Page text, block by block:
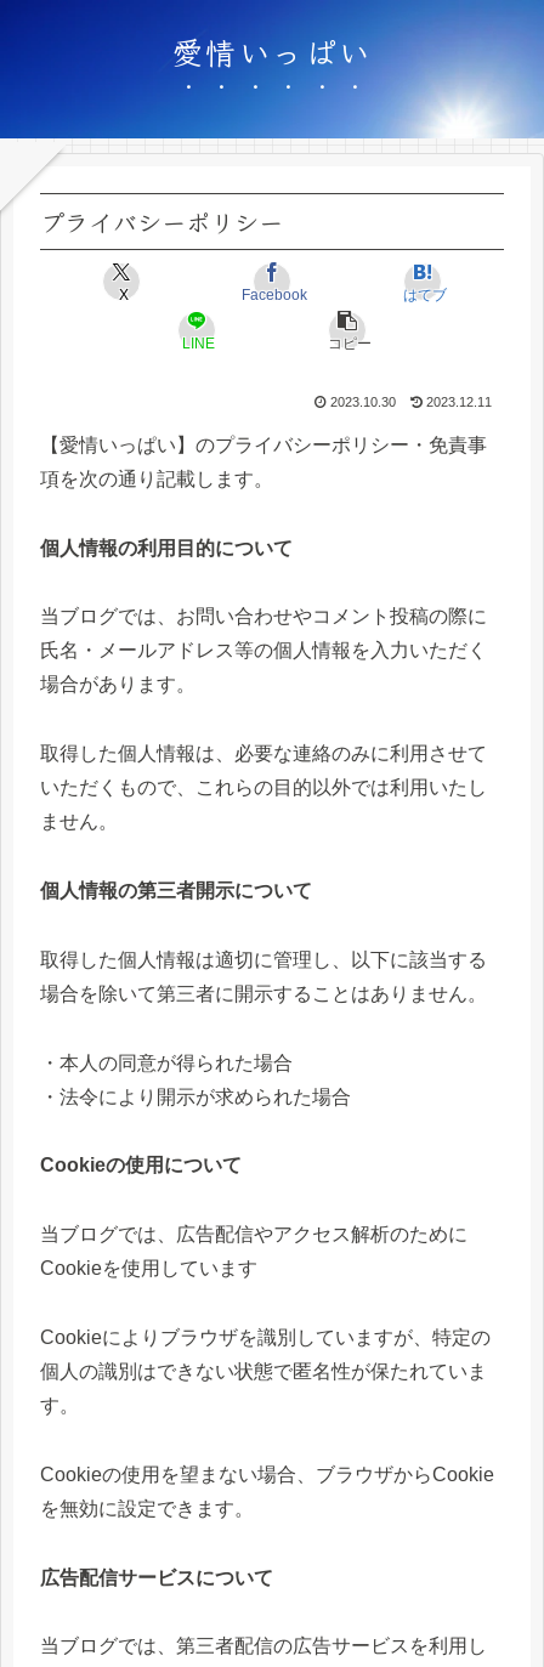
愛情いっぱい
プライバシーポリシー
X Facebook はてブ
LINE コピー
2023.10.30 2023.12.11
【愛情いっぱい】のプライバシーポリシー・免責事
項を次の通り記載します。
個人情報の利用目的について
当ブログでは、お問い合わせやコメント投稿の際に
氏名・メールアドレス等の個人情報を入力いただく
場合があります。
取得した個人情報は、必要な連絡のみに利用させて
いただくもので、これらの目的以外では利用いたし
ません。
個人情報の第三者開示について
取得した個人情報は適切に管理し、以下に該当する
場合を除いて第三者に開示することはありません。
・本人の同意が得られた場合
・法令により開示が求められた場合
Cookieの使用について
当ブログでは、広告配信やアクセス解析のために
Cookieを使用しています
Cookieによりブラウザを識別していますが、特定の
個人の識別はできない状態で匿名性が保たれていま
す。
Cookieの使用を望まない場合、ブラウザからCookie
を無効に設定できます。
広告配信サービスについて
当ブログでは、第三者配信の広告サービスを利用し